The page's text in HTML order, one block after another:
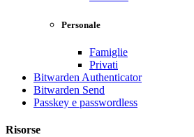
Personale
Famiglie
Privati
Bitwarden Authenticator
Bitwarden Send
Passkey e passwordless
Risorse